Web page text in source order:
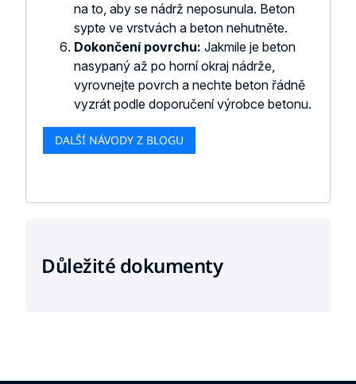
na to, aby se nádrž neposunula. Beton
sypte ve vrstvách a beton nehutněte.
Dokončení povrchu: Jakmile je beton
nasypaný až po horní okraj nádrže,
vyrovnejte povrch a nechte beton řádně
vyzrát podle doporučení výrobce betonu.
DALŠÍ NÁVODY Z BLOGU
Důležité dokumenty